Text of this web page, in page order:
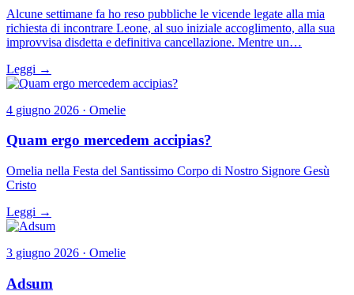
Alcune settimane fa ho reso pubbliche le vicende legate alla mia
richiesta di incontrare Leone, al suo iniziale accoglimento, alla sua
improvvisa disdetta e definitiva cancellazione. Mentre un…
Leggi →
4 giugno 2026 · Omelie
Quam ergo mercedem accipias?
Omelia nella Festa del Santissimo Corpo di Nostro Signore Gesù
Cristo
Leggi →
3 giugno 2026 · Omelie
Adsum